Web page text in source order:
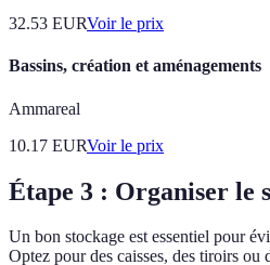
32.53 EURVoir le prix
Bassins, création et aménagements
Ammareal
10.17 EURVoir le prix
Étape 3 : Organiser le
Un bon stockage est essentiel pour
Optez pour des caisses, des tiroirs ou